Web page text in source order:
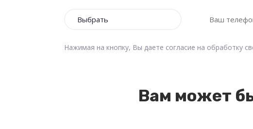
Нажимая на кнопку, Вы даете согласие на обработку
Вам может